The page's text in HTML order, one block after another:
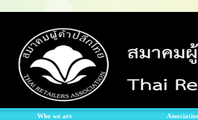
Who we are